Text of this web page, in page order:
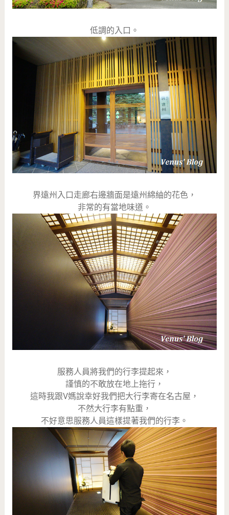
低調的入口。
界遠州入口走廊右邊牆面是遠州綿紬的花色，
非常的有當地味道。
服務人員將我們的行李提起來，
謹慎的不敢放在地上拖行，
這時我跟V媽說幸好我們把大行李寄在名古屋，
不然大行李有點重，
不好意思服務人員這樣提著我們的行李。